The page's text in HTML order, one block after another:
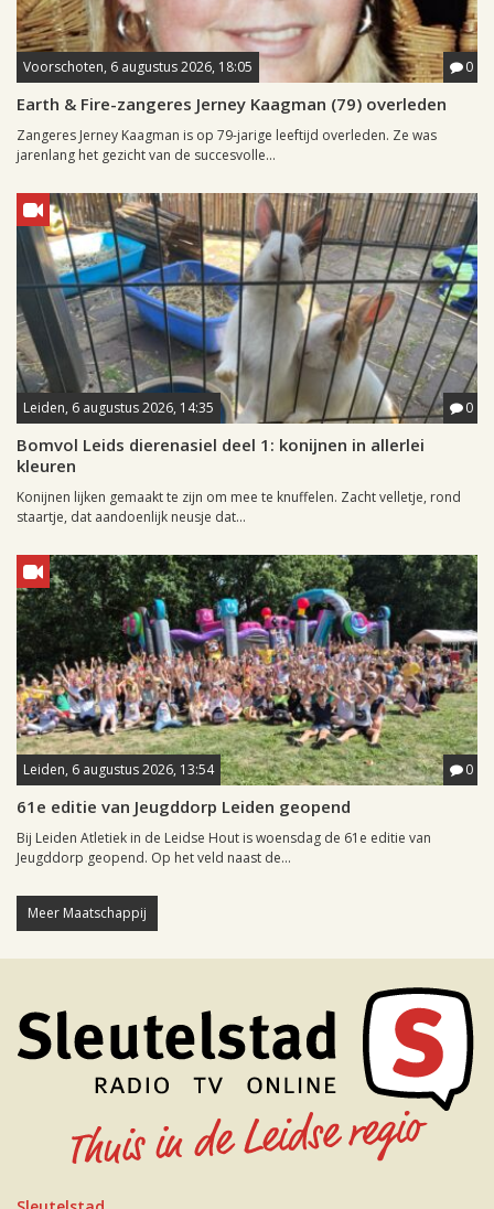
Voorschoten, 6 augustus 2026, 18:05 0
Earth & Fire-zangeres Jerney Kaagman (79) overleden
Zangeres Jerney Kaagman is op 79-jarige leeftijd overleden. Ze was
jarenlang het gezicht van de succesvolle...
Leiden, 6 augustus 2026, 14:35 0
Bomvol Leids dierenasiel deel 1: konijnen in allerlei
kleuren
Konijnen lijken gemaakt te zijn om mee te knuffelen. Zacht velletje, rond
staartje, dat aandoenlijk neusje dat...
Leiden, 6 augustus 2026, 13:54 0
61e editie van Jeugddorp Leiden geopend
Bij Leiden Atletiek in de Leidse Hout is woensdag de 61e editie van
Jeugddorp geopend. Op het veld naast de...
Meer Maatschappij